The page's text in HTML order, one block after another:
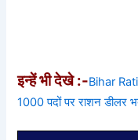
इन्हें भी देखे :-Bihar
1000 पदों पर राशन डीलर